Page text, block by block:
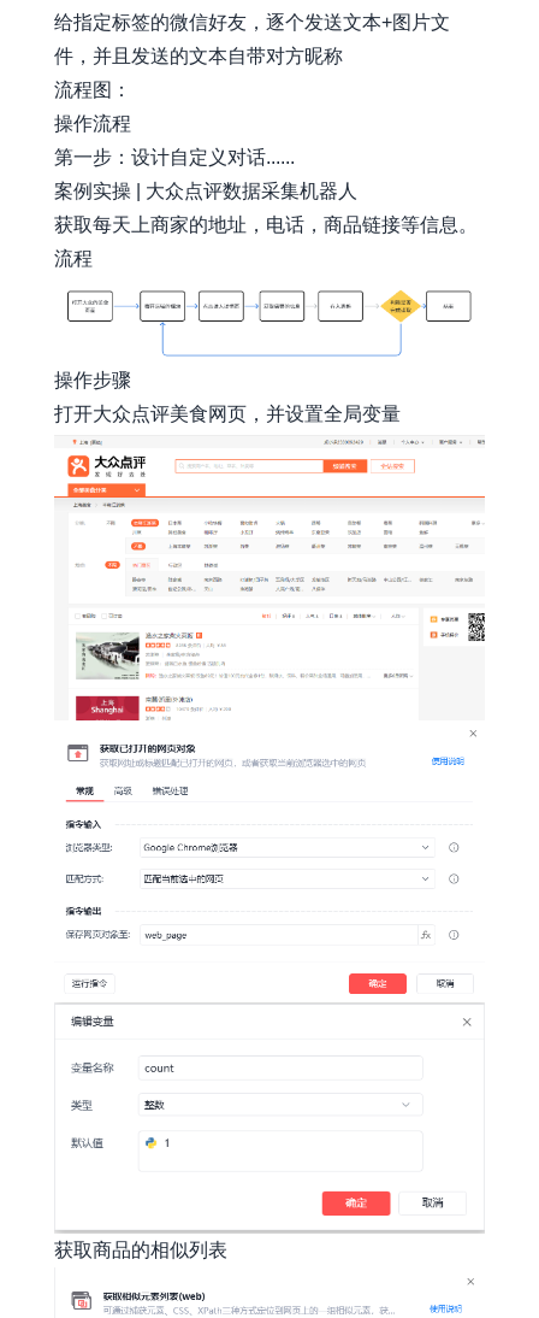
给指定标签的微信好友，逐个发送文本+图片文
件，并且发送的文本自带对方昵称
流程图：
操作流程
第一步：设计自定义对话......
案例实操 | 大众点评数据采集机器人
获取每天上商家的地址，电话，商品链接等信息。
流程
操作步骤
打开大众点评美食网页，并设置全局变量
获取商品的相似列表